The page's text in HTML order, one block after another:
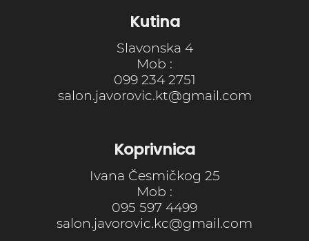
Kutina
Slavonska 4
Mob :
099 234 2751
salon.javorovic.kt@gmail.com
Koprivnica
Ivana Česmičkog 25
Mob :
095 597 4499
salon.javorovic.kc@gmail.com